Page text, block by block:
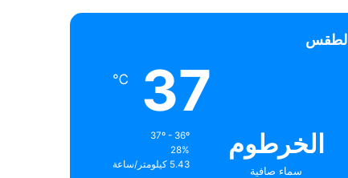
الطقس
الخرطوم
سماء صافية
37
℃
37º - 36º
28%
5.43 كيلومتر/ساعة